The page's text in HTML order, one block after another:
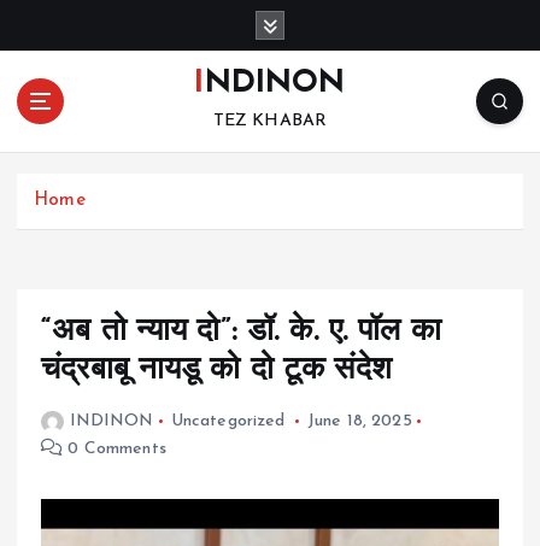
o
INDINON
TEZ KHABAR
Home
“अब तो न्याय दो”: डॉ. के. ए. पॉल का
चंद्रबाबू नायडू को दो टूक संदेश
INDINON Uncategorized
June 18, 2025
0 Comments